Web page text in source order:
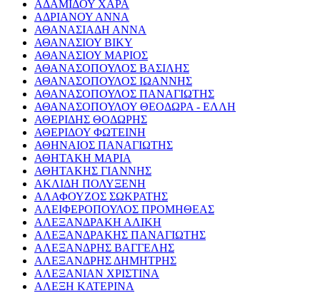
ΑΔΑΜΙΔΟΥ ΧΑΡΑ
ΑΔΡΙΑΝΟΥ ΑΝΝΑ
ΑΘΑΝΑΣΙΑΔΗ ΑΝΝΑ
ΑΘΑΝΑΣΙΟΥ ΒΙΚΥ
ΑΘΑΝΑΣΙΟΥ ΜΑΡΙΟΣ
ΑΘΑΝΑΣΟΠΟΥΛΟΣ ΒΑΣΙΛΗΣ
ΑΘΑΝΑΣΟΠΟΥΛΟΣ ΙΩΑΝΝΗΣ
ΑΘΑΝΑΣΟΠΟΥΛΟΣ ΠΑΝΑΓΙΩΤΗΣ
ΑΘΑΝΑΣΟΠΟΥΛΟΥ ΘΕΟΔΩΡΑ - ΕΛΛΗ
ΑΘΕΡΙΔΗΣ ΘΟΔΩΡΗΣ
ΑΘΕΡΙΔΟΥ ΦΩΤΕΙΝΗ
ΑΘΗΝΑΙΟΣ ΠΑΝΑΓΙΩΤΗΣ
ΑΘΗΤΑΚΗ ΜΑΡΙΑ
ΑΘΗΤΑΚΗΣ ΓΙΑΝΝΗΣ
ΑΚΛΙΔΗ ΠΟΛΥΞΕΝΗ
ΑΛΑΦΟΥΖΟΣ ΣΩΚΡΑΤΗΣ
ΑΛΕΙΦΕΡΟΠΟΥΛΟΣ ΠΡΟΜΗΘΕΑΣ
ΑΛΕΞΑΝΔΡΑΚΗ ΑΛΙΚΗ
ΑΛΕΞΑΝΔΡΑΚΗΣ ΠΑΝΑΓΙΩΤΗΣ
ΑΛΕΞΑΝΔΡΗΣ ΒΑΓΓΕΛΗΣ
ΑΛΕΞΑΝΔΡΗΣ ΔΗΜΗΤΡΗΣ
ΑΛΕΞΑΝΙΑΝ ΧΡΙΣΤΙΝΑ
ΑΛΕΞΗ ΚΑΤΕΡΙΝΑ